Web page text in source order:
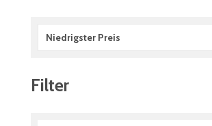
Niedrigster Preis
Filter